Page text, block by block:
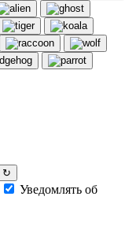
↻
Уведомлять об